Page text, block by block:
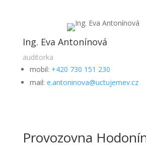
Ing. Eva Antonínová
auditorka
mobil: +420 730 151 230
mail: e.antoninova@uctujemev.cz
Provozovna